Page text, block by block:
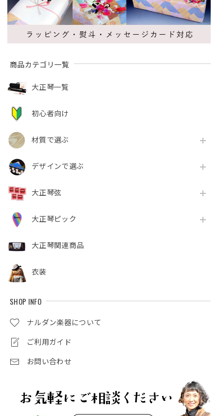
商品カテゴリ一覧
大正琴一覧
初心者向け
材質で選ぶ
デザインで選ぶ
大正琴弦
大正琴ピック
大正琴関連商品
衣装
SHOP INFO
ナルダン楽器について
ご利用ガイド
お問い合わせ